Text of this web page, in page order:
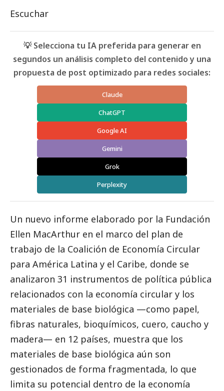
Escuchar
💡 Selecciona tu IA preferida para generar en
segundos un análisis completo del contenido y una
propuesta de post optimizado para redes sociales:
Claude
ChatGPT
Google AI
Gemini
Grok
Perplexity
Un nuevo informe elaborado por la Fundación
Ellen MacArthur en el marco del plan de
trabajo de la Coalición de Economía Circular
para América Latina y el Caribe, donde se
analizaron 31 instrumentos de política pública
relacionados con la economía circular y los
materiales de base biológica —como papel,
fibras naturales, bioquímicos, cuero, caucho y
madera— en 12 países, muestra que los
materiales de base biológica aún son
gestionados de forma fragmentada, lo que
limita su potencial dentro de la economía